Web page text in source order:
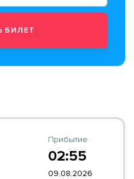
Прибытие
02:55
09.08.2026